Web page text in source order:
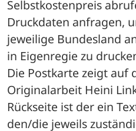
Selbstkostenpreis
Druckdaten anfragen,
jeweilige Bundesland
in Eigenregie zu
Die Postkarte zeigt auf
Originalarbeit Heini
Rückseite ist der ein
den/die jeweils